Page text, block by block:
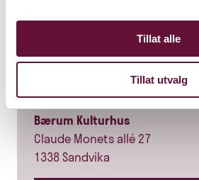
Tillat alle
Tillat utvalg
Store Sal
Bærum Kulturhus
Claude Monets allé 27
1338 Sandvika